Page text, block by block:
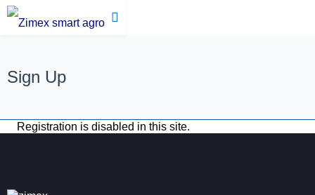
Sign Up
Registration is disabled in this site.